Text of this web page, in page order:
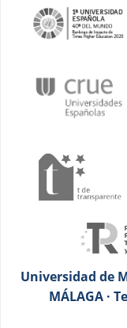
Universidad de
MÁLAGA ·